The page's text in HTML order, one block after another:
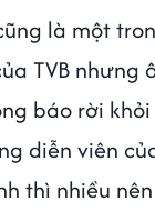
là một
TVB nhưng
báo rời khỏi
diễn viên
thì nhiều